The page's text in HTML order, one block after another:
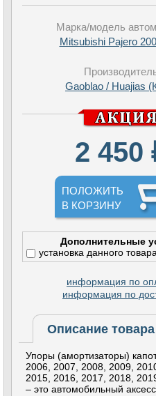
Марка/модель
Mitsubishi Pajero
Gaoblao / Huajias
2 450
ПОЛОЖИТЬ
В КОРЗИНУ
Дополнительные
установка данного
информация по
информация по
Описание товара
Упоры (амортизаторы)
2006, 2007, 2008, 2009,
2015, 2016, 2017, 2018,
– это автомобильный